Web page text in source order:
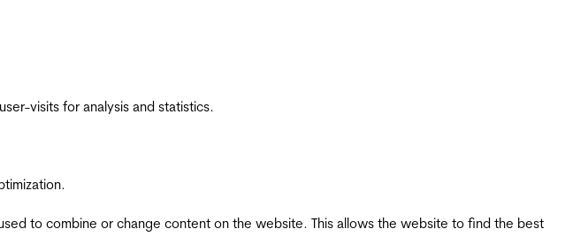
visits for analysis and statistics.
to combine or change content on the website. This allows the website to find the best